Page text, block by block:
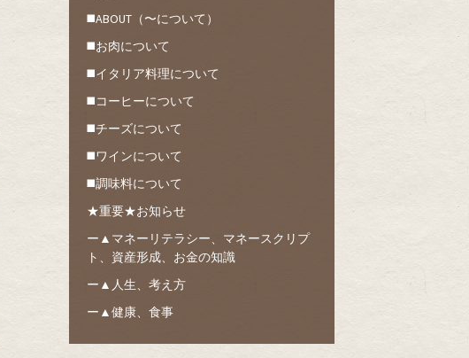
◼️ABOUT（〜について）
◼️お肉について
◼️イタリア料理について
◼️コーヒーについて
◼️チーズについて
◼️ワインについて
◼️調味料について
★重要★お知らせ
ー▲マネーリテラシー、マネースクリプ
ト、資産形成、お金の知識
ー▲人生、考え方
ー▲健康、食事